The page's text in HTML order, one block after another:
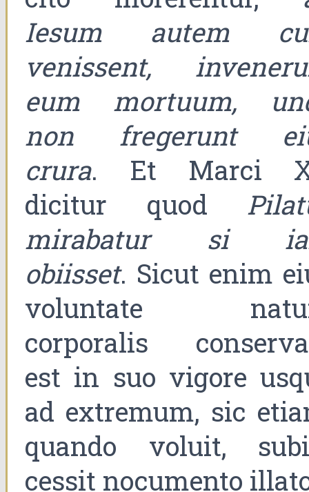
Iesum autem
venissent,
eum mortuum,
non fregerunt
crura. Et Marci
dicitur quod
mirabatur si
obiisset. Sicut enim
voluntate
corporalis
est in suo vigore
ad extremum, sic
quando voluit,
cessit nocumento